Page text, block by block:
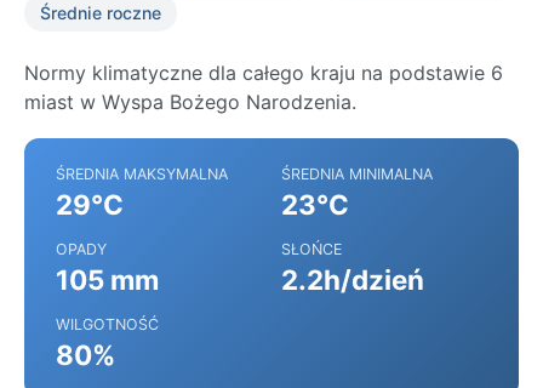
Średnie roczne
Normy klimatyczne dla całego kraju na podstawie 6
miast w Wyspa Bożego Narodzenia.
ŚREDNIA MAKSYMALNA
29°C
ŚREDNIA MINIMALNA
23°C
OPADY
105 mm
SŁOŃCE
2.2h/dzień
WILGOTNOŚĆ
80%